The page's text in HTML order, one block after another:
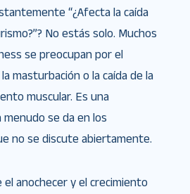
“¿Afecta la caída
No estás solo. Muchos
se preocupan por el
masturbación o la caída de la
muscular. Es una
menudo se da en los
no se discute abiertamente.
el anochecer y el crecimiento